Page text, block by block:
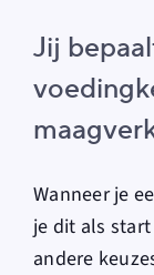
Jij
Wanneer je
je dit als
andere